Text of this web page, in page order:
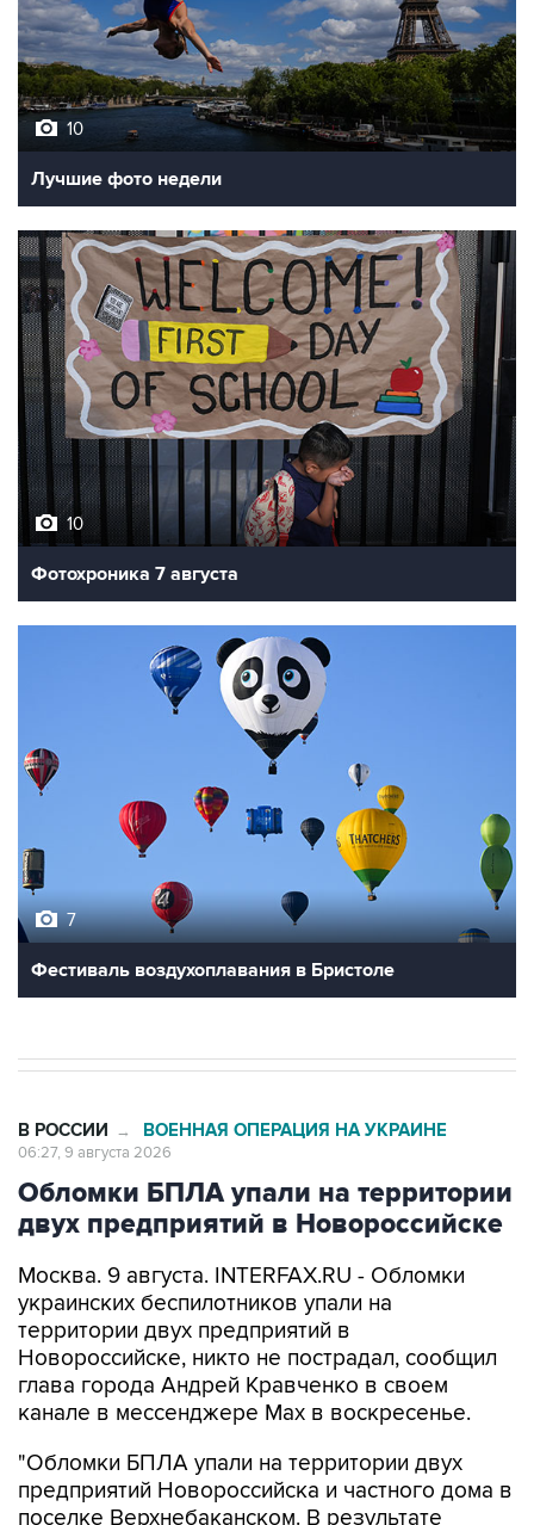
10
Лучшие фото недели
10
Фотохроника 7 августа
7
Фестиваль воздухоплавания в Бристоле
В РОССИИ → ВОЕННАЯ ОПЕРАЦИЯ НА УКРАИНЕ
06:27, 9 августа 2026
Обломки БПЛА упали на территории
двух предприятий в Новороссийске
Москва. 9 августа. INTERFAX.RU - Обломки
украинских беспилотников упали на
территории двух предприятий в
Новороссийске, никто не пострадал, сообщил
глава города Андрей Кравченко в своем
канале в мессенджере Max в воскресенье.
"Обломки БПЛА упали на территории двух
предприятий Новороссийска и частного дома в
поселке Верхнебаканском. В результате